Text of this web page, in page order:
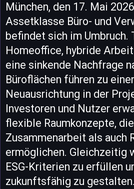
München, den 17. Mai
Assetklasse Büro- und
befindet sich im Umbruch.
Homeoffice, hybride
eine sinkende Nachfrage
Büroflächen führen zu
Neuausrichtung in der
Investoren und Nutzer
flexible Raumkonzepte,
Zusammenarbeit als auch
ermöglichen. Gleichzeitig
ESG-Kriterien zu erfüllen
zukunftsfähig zu